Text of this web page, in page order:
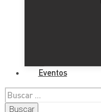
Eventos
Buscar: